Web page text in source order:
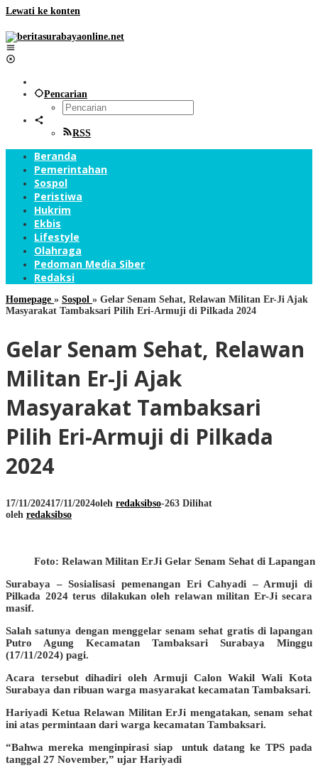
Lewati ke konten
Pencarian
RSS
Beranda
Pemerintahan
Sospol
Peristiwa
Hukrim
Ekbis
Lifestyle
Olahraga
Pedoman Media Siber
Redaksi
Homepage » Sospol » Gelar Senam Sehat, Relawan Militan Er-Ji Ajak
Masyarakat Tambaksari Pilih Eri-Armuji di Pilkada 2024
Gelar Senam Sehat, Relawan
Militan Er-Ji Ajak
Masyarakat Tambaksari
Pilih Eri-Armuji di Pilkada
2024
17/11/202417/11/2024oleh redaksibso-263 Dilihat
oleh redaksibso
Foto: Relawan Militan ErJi Gelar Senam Sehat di
Surabaya – Sosialisasi pemenangan Eri Cahyadi – Armuji di
Pilkada 2024 terus dilakukan oleh relawan militan Er-Ji secara
masif.
Salah satunya dengan menggelar senam sehat gratis di lapangan
Putro Agung Kecamatan Tambaksari Surabaya Minggu
(17/11/2024) pagi.
Acara tersebut dihadiri oleh Armuji Calon Wakil Wali Kota
Surabaya dan ribuan warga masyarakat kecamatan Tambaksari.
Hariyadi Ketua Relawan Militan ErJi mengatakan, senam sehat
ini atas permintaan dari warga kecamatan Tambaksari.
“Bahwa mereka menginpirasi siap untuk datang ke TPS pada
tanggal 27 November,” ujar Hariyadi